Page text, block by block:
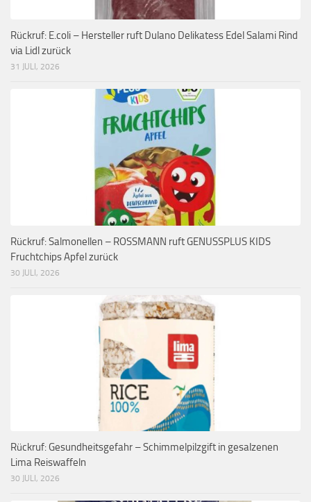
Rückruf: E.coli – Hersteller ruft Dulano Delikatess Edel Salami Rind
via Lidl zurück
31 JULI, 2026
Rückruf: Salmonellen – ROSSMANN ruft GENUSSPLUS KIDS
Fruchtchips Apfel zurück
30 JULI, 2026
Rückruf: Gesundheitsgefahr – Schimmelpilzgift in gesalzenen
Lima Reiswaffeln
30 JULI, 2026